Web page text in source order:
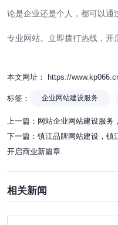
论是企业还是个人，都可以通
专业网站。立即拨打热线，开
本文网址： https://
标签： 企业网站建设服务
上一篇： 网站企业网站建设服务
下一篇： 镇江品牌网站建设，镇
开启商业新篇章
相关新闻